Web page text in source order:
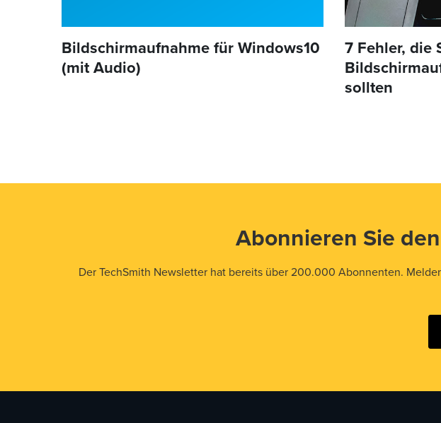
Bildschirmaufnahme für Windows10
(mit Audio)
7 Fehler, die
sollten
Abonnieren Sie
Der TechSmith Newsletter hat bereits über 200.000 Abonnenten.